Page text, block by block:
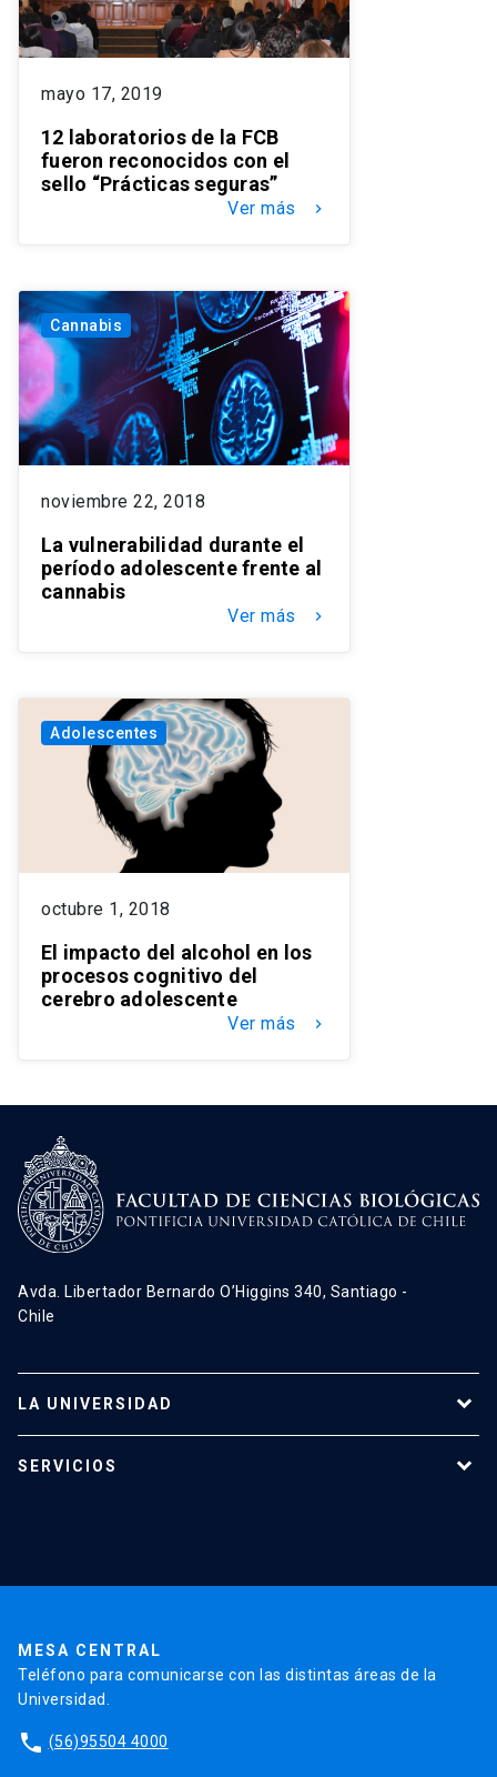
mayo 17, 2019
12 laboratorios de la FCB
fueron reconocidos con el
sello “Prácticas seguras”
Ver más keyboard_arrow_right
Cannabis
noviembre 22, 2018
La vulnerabilidad durante el
período adolescente frente al
cannabis
Ver más keyboard_arrow_right
Adolescentes
octubre 1, 2018
El impacto del alcohol en los
procesos cognitivo del
cerebro adolescente
Ver más keyboard_arrow_right
Avda. Libertador Bernardo O’Higgins 340, Santiago -
Chile
LA UNIVERSIDAD
SERVICIOS
MESA CENTRAL
Teléfono para comunicarse con las distintas áreas de la
Universidad.
phone (56)95504 4000